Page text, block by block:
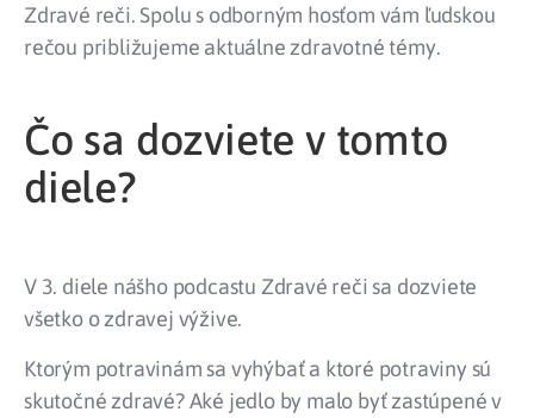
Zdravé reči. Spolu s odborným hosťom vám ľudskou
rečou približujeme aktuálne zdravotné témy.
Čo sa dozviete v tomto
diele?
V 3. diele nášho podcastu Zdravé reči sa dozviete
všetko o zdravej výžive.
Ktorým potravinám sa vyhýbať a ktoré potraviny sú
skutočné zdravé? Aké jedlo by malo byť zastúpené v